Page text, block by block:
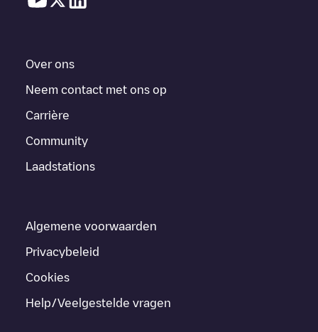
Over ons
Neem contact met ons op
Carrière
Community
Laadstations
Algemene voorwaarden
Privacybeleid
Cookies
Help/Veelgestelde vragen